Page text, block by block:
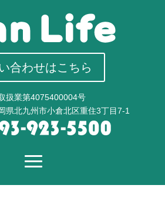
合わせはこちら
扱業第4075400004号
北九州市小倉北区重住3丁目7-1